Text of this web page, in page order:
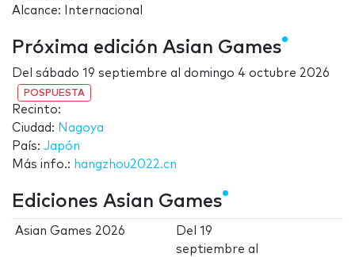
Alcance: Internacional
Próxima edición Asian Games
Del sábado 19 septiembre al domingo 4 octubre 2026
POSPUESTA
Recinto:
Ciudad: Nagoya
País: Japón
Más info.: hangzhou2022.cn
Ediciones Asian Games
Asian Games 2026 Del19
septiembre al